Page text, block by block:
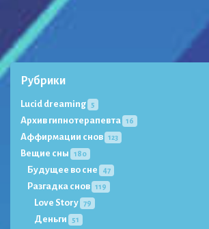
Рубрики
Lucid dreaming 5
Архив гипнотерапевта 16
Аффирмации снов 123
Вещие сны 180
Будущее во сне 47
Разгадка снов 119
Love Story 79
Деньги 51